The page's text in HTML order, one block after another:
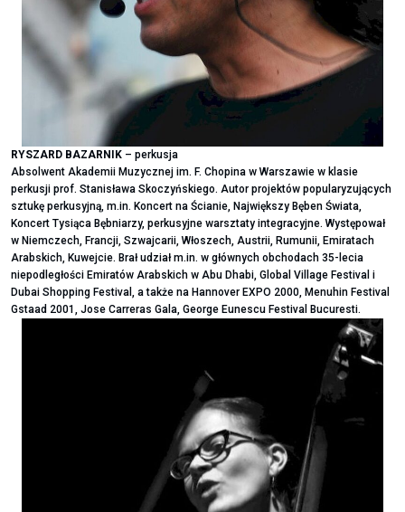
RYSZARD BAZARNIK – perkusja
Absolwent Akademii Muzycznej im. F. Chopina w Warszawie w klasie
perkusji prof. Stanisława Skoczyńskiego. Autor projektów popularyzujących
sztukę perkusyjną, m.in. Koncert na Ścianie, Największy Bęben Świata,
Koncert Tysiąca Bębniarzy, perkusyjne warsztaty integracyjne. Występował
w Niemczech, Francji, Szwajcarii, Włoszech, Austrii, Rumunii, Emiratach
Arabskich, Kuwejcie. Brał udział m.in. w głównych obchodach 35-lecia
niepodległości Emiratów Arabskich w Abu Dhabi, Global Village Festival i
Dubai Shopping Festival, a także na Hannover EXPO 2000, Menuhin Festival
Gstaad 2001, Jose Carreras Gala, George Eunescu Festival Bucuresti.